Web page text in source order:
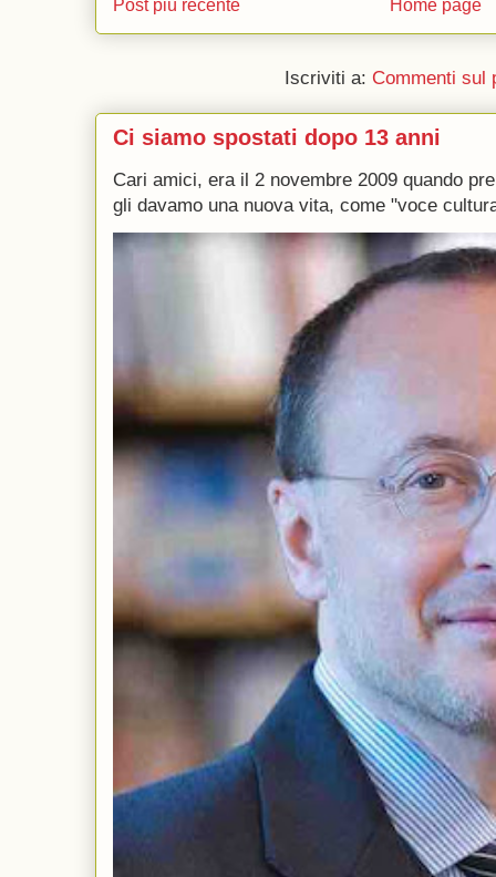
Post più recente Home page
Iscriviti a: Commenti sul
Ci siamo spostati dopo 13 anni
Cari amici, era il 2 novembre 2009 quando
gli davamo una nuova vita, come "voce